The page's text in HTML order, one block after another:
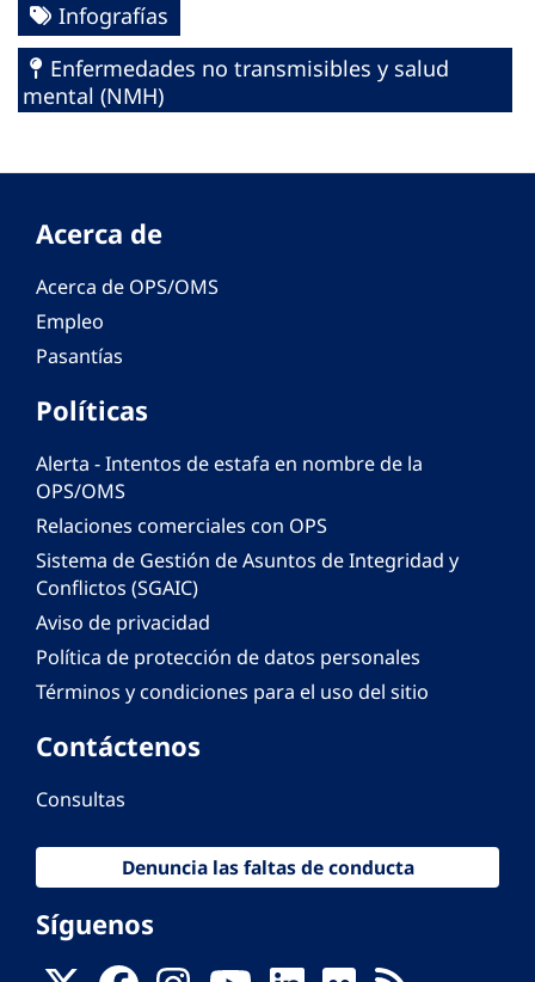
Infografías
Enfermedades no transmisibles y salud
mental (NMH)
Acerca de
Acerca de OPS/OMS
Empleo
Pasantías
Políticas
Alerta - Intentos de estafa en nombre de la
OPS/OMS
Relaciones comerciales con OPS
Sistema de Gestión de Asuntos de Integridad y
Conflictos (SGAIC)
Aviso de privacidad
Política de protección de datos personales
Términos y condiciones para el uso del sitio
Contáctenos
Consultas
Denuncia las faltas de conducta
Síguenos